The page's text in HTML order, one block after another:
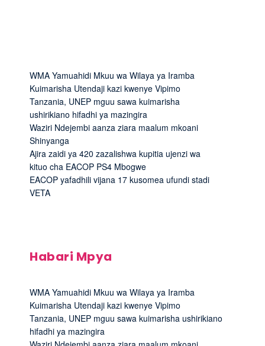
WMA Yamuahidi Mkuu wa Wilaya ya Iramba
Kuimarisha Utendaji kazi kwenye Vipimo
Tanzania, UNEP mguu sawa kuimarisha
ushirikiano hifadhi ya mazingira
Waziri Ndejembi aanza ziara maalum mkoani
Shinyanga
Ajira zaidi ya 420 zazalishwa kupitia ujenzi wa
kituo cha EACOP PS4 Mbogwe
EACOP yafadhili vijana 17 kusomea ufundi stadi
VETA
Habari Mpya
WMA Yamuahidi Mkuu wa Wilaya ya Iramba
Kuimarisha Utendaji kazi kwenye Vipimo
Tanzania, UNEP mguu sawa kuimarisha ushirikiano
hifadhi ya mazingira